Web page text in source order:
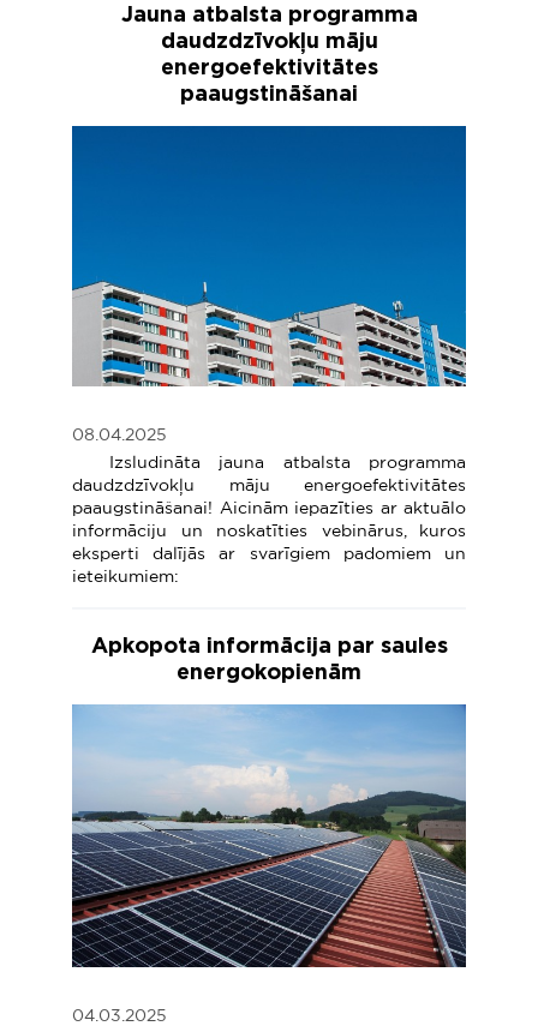
Jauna atbalsta programma
daudzdzīvokļu māju
energoefektivitātes
paaugstināšanai
08.04.2025
Izsludināta jauna atbalsta programma
daudzdzīvokļu māju energoefektivitātes
paaugstināšanai! Aicinām iepazīties ar aktuālo
informāciju un noskatīties vebinārus, kuros
eksperti dalījās ar svarīgiem padomiem un
ieteikumiem:
Apkopota informācija par saules
energokopienām
04.03.2025